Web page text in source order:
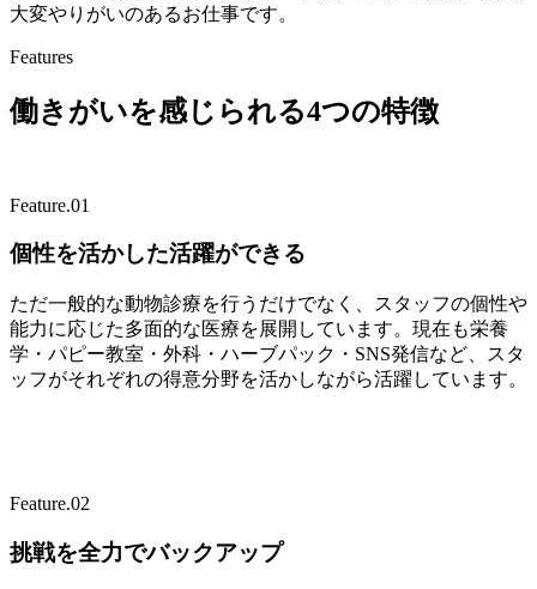
大変やりがいのあるお仕事です。
Features
働きがいを感じられる4つの特徴
Feature.01
個性を活かした活躍ができる
ただ一般的な動物診療を行うだけでなく、スタッフの個性や
能力に応じた多面的な医療を展開しています。現在も栄養
学・パピー教室・外科・ハーブパック・SNS発信など、スタ
ッフがそれぞれの得意分野を活かしながら活躍しています。
Feature.02
挑戦を全力でバックアップ